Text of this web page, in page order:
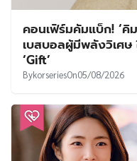
คอนเฟิร์มคัมแบ็ก! ‘คิ
เบสบอลผู้มีพลังวิเศษ
‘Gift’
BykorseriesOn05/08/2026